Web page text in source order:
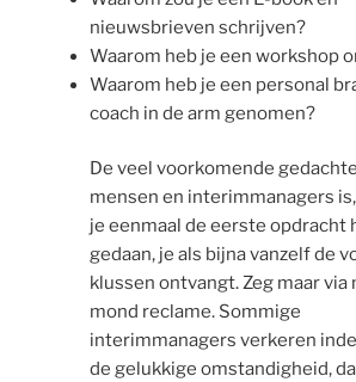
nieuwsbrieven schrijven?
Waarom heb je een workshop
Waarom heb je een personal
coach in de arm genomen?
De veel voorkomende
mensen en interimmanagers
je eenmaal de eerste opdracht
gedaan, je als bijna vanzelf de
klussen ontvangt. Zeg maar via
mond reclame. Sommige
interimmanagers verkeren
de gelukkige omstandigheid,